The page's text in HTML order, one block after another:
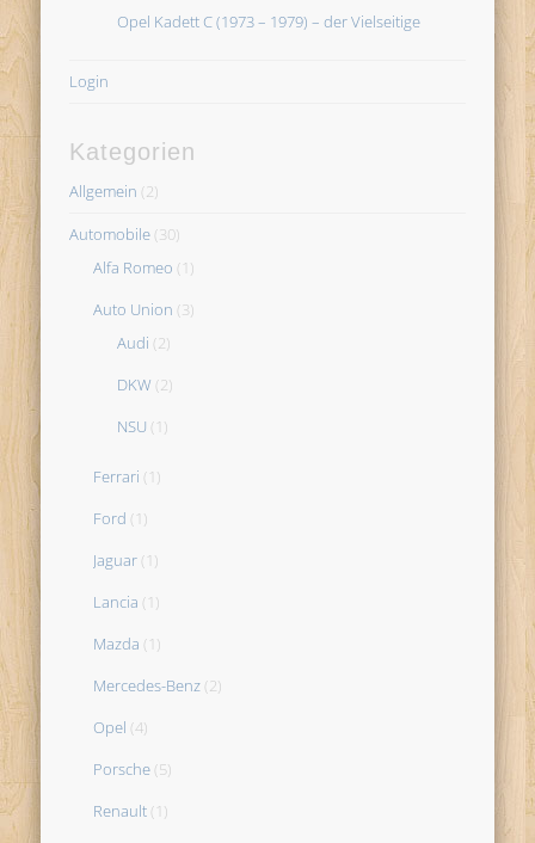
Opel Kadett C (1973 – 1979) – der Vielseitige
Login
Kategorien
Allgemein (2)
Automobile (30)
Alfa Romeo (1)
Auto Union (3)
Audi (2)
DKW (2)
NSU (1)
Ferrari (1)
Ford (1)
Jaguar (1)
Lancia (1)
Mazda (1)
Mercedes-Benz (2)
Opel (4)
Porsche (5)
Renault (1)